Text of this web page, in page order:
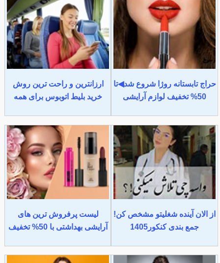
حراج تابستانه روژا شروع شد◀تا
50% تخفیف لوازم آرایشی
ارزانترین و راحت ترین روش
خرید بلیط اتوبوس برای همه
از الان آینده شغلیتو مشخص کن!
جمع بندی کنکور1405
لیست پرفروش ترین های
آرایشی بهداشتی با 50% تخفیف